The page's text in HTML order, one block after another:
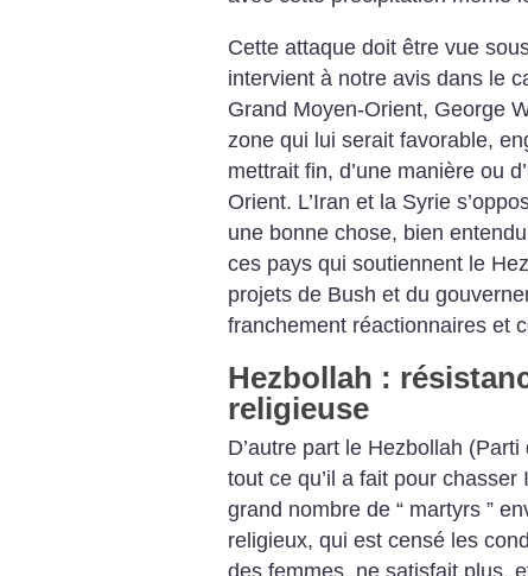
Cette attaque doit être vue
intervient à notre avis dans le
Grand Moyen-Orient, George
zone qui lui serait favorable,
mettrait fin, d’une manière ou
Orient. L’Iran et la Syrie
une bonne chose, bien
ces pays qui soutiennent le
projets de Bush et du
franchement réactionnaires et
Hezbollah :
religieuse
D’autre part le Hezbollah
tout ce qu’il a fait pour
grand nombre de “ martyrs ”
religieux, qui est censé les